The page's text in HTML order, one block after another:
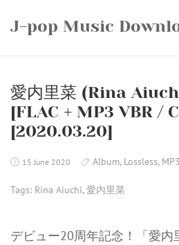
J-pop Music
愛内里菜 (Rina
[FLAC + MP3 VBR /
[2020.03.20]
15 June 2020 Album, Lossless, MP3
Tags: Rina Aiuchi,愛内里菜
デビュー20周年記念！「愛内